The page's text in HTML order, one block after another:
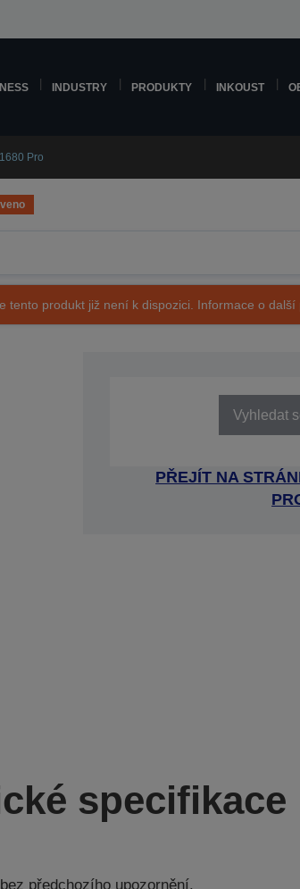
INDUSTRY PRODUKTY INKOUST
Pro
tento produkt již není k dispozici. Informace o další
Vyhledat
PŘEJÍT NA
specifikace
předchozího upozornění.